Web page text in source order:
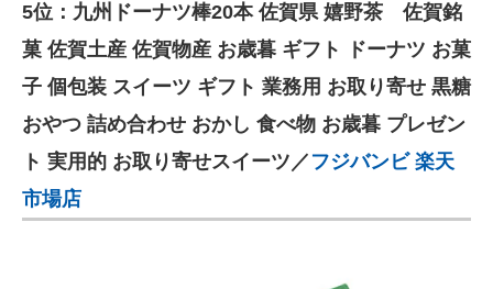
5位：九州ドーナツ棒20本 佐賀県 嬉野茶 佐賀銘
菓 佐賀土産 佐賀物産 お歳暮 ギフト ドーナツ お菓
子 個包装 スイーツ ギフト 業務用 お取り寄せ 黒糖
おやつ 詰め合わせ おかし 食べ物 お歳暮 プレゼン
ト 実用的 お取り寄せスイーツ／ フジバンビ 楽天
市場店